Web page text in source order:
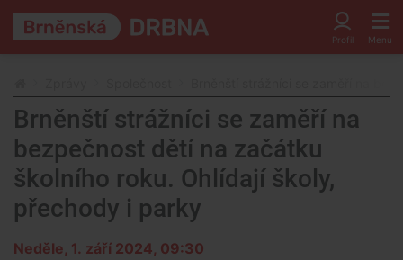
Brněnští strážníci se zaměří na
bezpečnost dětí na začátku
školního roku. Ohlídají školy,
přechody i parky
Neděle, 1. září 2024, 09:30